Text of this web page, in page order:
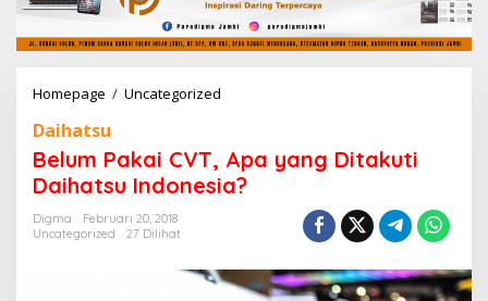
Homepage / Uncategorized
m
P
i
C
Daihatsu
Belum Pakai CVT, Apa yang Ditakuti
Daihatsu Indonesia?
Digma
Februari 20, 2018
Uncategorized
27 Dilihat